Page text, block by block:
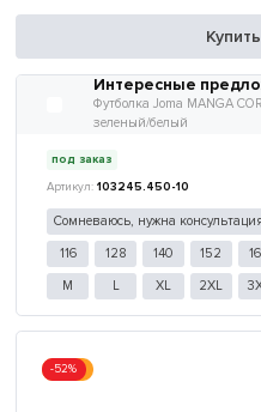
Интересные
Футболка Joma MANGA
зеленый/белый
под заказ
103245.450-10
Сомневаюсь, нужна
116 128 140 152
M L XL 2XL
Акция
-52%